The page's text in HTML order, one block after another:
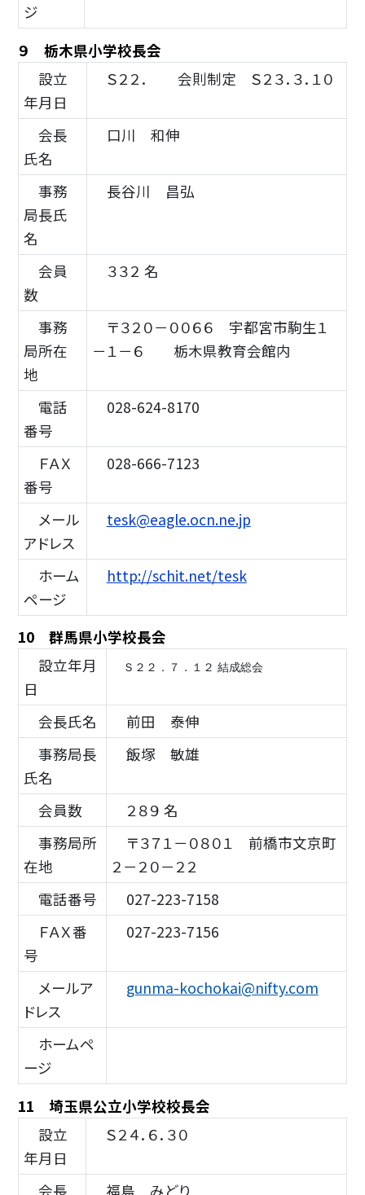
ジ
９ 栃木県小学校長会
設立
年月日
Ｓ２２． 会則制定 Ｓ２３．３．１０
会長
氏名
口川 和伸
事務
局長氏
名
長谷川 昌弘
会員
数
３３２ 名
事務
局所在
地
〒３２０－００６６ 宇都宮市駒生１
－１－６ 栃木県教育会館内
電話
番号
028-624-8170
ＦＡＸ
番号
028-666-7123
メール
アドレス
tesk@eagle.ocn.ne.jp
ホーム
ページ
http://schit.net/tesk
10 群馬県小学校長会
設立年月
日
Ｓ２２．７．１２ 結成総会
会長氏名
前田 泰伸
事務局長
氏名
飯塚 敏雄
会員数
２８９ 名
事務局所
在地
〒３７１－０８０１ 前橋市文京町
２－２０－２２
電話番号
027-223-7158
ＦＡＸ番
号
027-223-7156
メールア
ドレス
gunma-kochokai@nifty.com
ホームペ
ージ
11 埼玉県公立小学校校長会
設立
年月日
Ｓ２４．６．３０
会長 福島 みどり